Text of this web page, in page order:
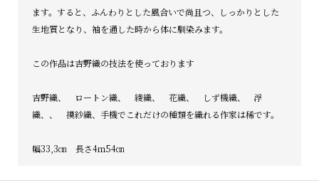
ます。すると、ふんわりとした風合いで尚且つ、しっかりとした
生地質となり、袖を通した時から体に馴染みます。
この作品は吉野織の技法を使っております
吉野織、 ロートン織、 綾織、 花織、 しず機織、 浮
織、、 摸紗織、手機でこれだけの種類を織れる作家は稀です。
幅33,3㎝ 長さ4ｍ54㎝